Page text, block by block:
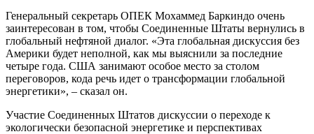
Генеральный секретарь ОПЕК Мохаммед Баркиндо очень
заинтересован в том, чтобы Соединенные Штаты вернулись в
глобальный нефтяной диалог. «Эта глобальная дискуссия без
Америки будет неполной, как мы выяснили за последние
четыре года. США занимают особое место за столом
переговоров, кода речь идет о трансформации глобальной
энергетики», – сказал он.
Участие Соединенных Штатов дискуссии о переходе к
экологически безопасной энергетике и перспективах